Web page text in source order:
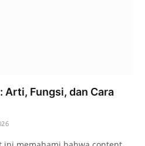
Fungsi, dan Cara